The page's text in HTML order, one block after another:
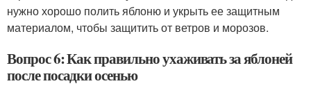
нужно хорошо полить яблоню и укрыть ее защитным
материалом, чтобы защитить от ветров и морозов.
Вопрос 6: Как правильно ухаживать за яблоней
после посадки осенью